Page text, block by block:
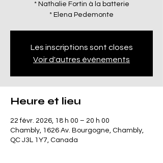
* Nathalie Fortin à la batterie
* Elena Pedemonte
Les inscriptions sont closes
Voir d'autres événements
Heure et lieu
22 févr. 2026, 18 h 00 – 20 h 00
Chambly, 1626 Av. Bourgogne, Chambly,
QC J3L 1Y7, Canada